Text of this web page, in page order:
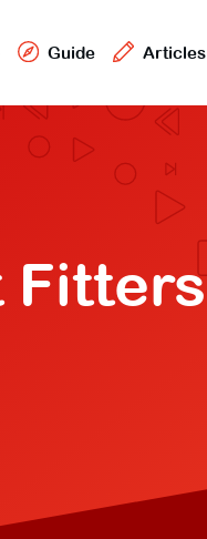
Guide Articles
Fitters